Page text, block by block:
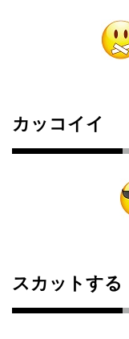
カッコイイ
スカットする